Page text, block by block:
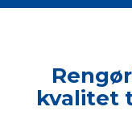
kvalitet